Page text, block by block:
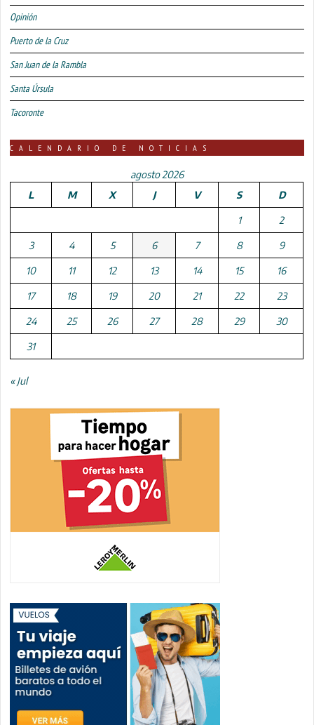
Opinión
Puerto de la Cruz
San Juan de la Rambla
Santa Úrsula
Tacoronte
CALENDARIO DE NOTICIAS
agosto 2026
L
M X J V S D
1 2
3 4 5 6 7 8 9
10 11 12 13 14 15 16
17 18 19 20 21 22 23
24 25 26 27 28 29 30
31
« Jul